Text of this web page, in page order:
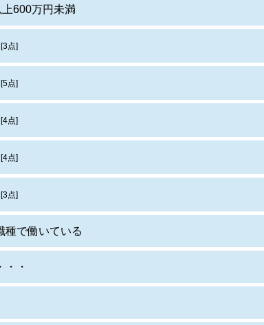
600万円未満
[3点]
[5点]
[4点]
[4点]
[3点]
種で働いている
・・